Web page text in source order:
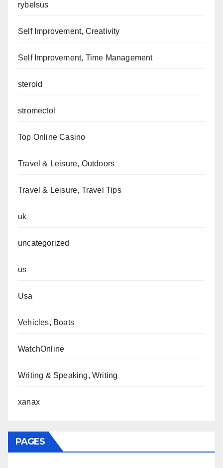
rybelsus
Self Improvement, Creativity
Self Improvement, Time Management
steroid
stromectol
Top Online Casino
Travel & Leisure, Outdoors
Travel & Leisure, Travel Tips
uk
uncategorized
us
Usa
Vehicles, Boats
WatchOnline
Writing & Speaking, Writing
xanax
PAGES